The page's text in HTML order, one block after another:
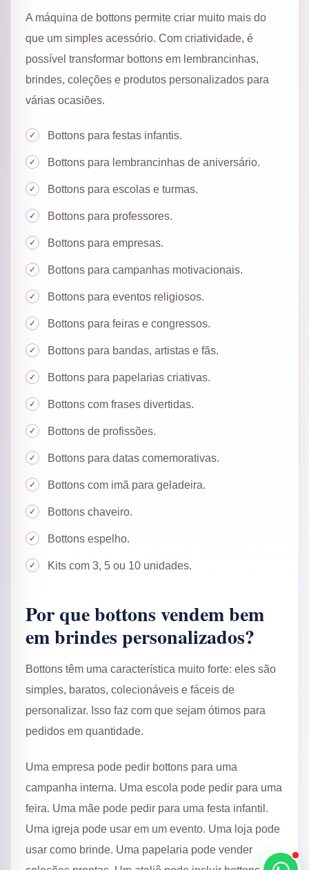
A máquina de bottons permite criar muito mais do
que um simples acessório. Com criatividade, é
possível transformar bottons em lembrancinhas,
brindes, coleções e produtos personalizados para
várias ocasiões.
Bottons para festas infantis.
Bottons para lembrancinhas de aniversário.
Bottons para escolas e turmas.
Bottons para professores.
Bottons para empresas.
Bottons para campanhas motivacionais.
Bottons para eventos religiosos.
Bottons para feiras e congressos.
Bottons para bandas, artistas e fãs.
Bottons para papelarias criativas.
Bottons com frases divertidas.
Bottons de profissões.
Bottons para datas comemorativas.
Bottons com imã para geladeira.
Bottons chaveiro.
Bottons espelho.
Kits com 3, 5 ou 10 unidades.
Por que bottons vendem bem
em brindes personalizados?
Bottons têm uma característica muito forte: eles são
simples, baratos, colecionáveis e fáceis de
personalizar. Isso faz com que sejam ótimos para
pedidos em quantidade.
Uma empresa pode pedir bottons para uma
campanha interna. Uma escola pode pedir para uma
feira. Uma mãe pode pedir para uma festa infantil.
Uma igreja pode usar em um evento. Uma loja pode
usar como brinde. Uma papelaria pode vender